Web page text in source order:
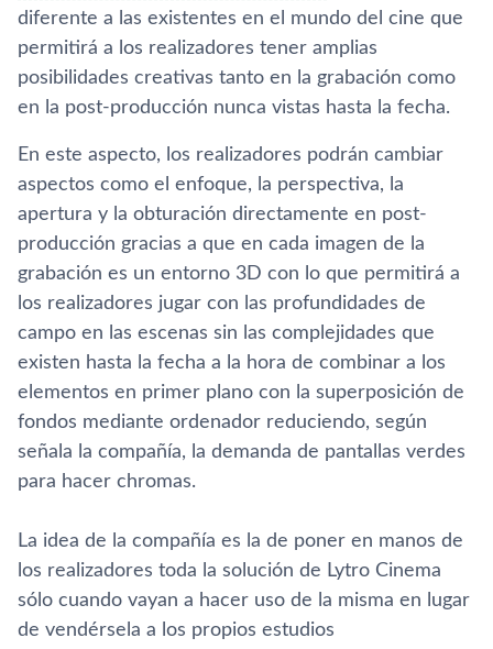
diferente a las existentes en el mundo del cine que
permitirá a los realizadores tener amplias
posibilidades creativas tanto en la grabación como
en la post-producción nunca vistas hasta la fecha.
En este aspecto, los realizadores podrán cambiar
aspectos como el enfoque, la perspectiva, la
apertura y la obturación directamente en post-
producción gracias a que en cada imagen de la
grabación es un entorno 3D con lo que permitirá a
los realizadores jugar con las profundidades de
campo en las escenas sin las complejidades que
existen hasta la fecha a la hora de combinar a los
elementos en primer plano con la superposición de
fondos mediante ordenador reduciendo, según
señala la compañí­a, la demanda de pantallas verdes
para hacer chromas.
La idea de la compañí­a es la de poner en manos de
los realizadores toda la solución de Lytro Cinema
sólo cuando vayan a hacer uso de la misma en lugar
de vendérsela a los propios estudios